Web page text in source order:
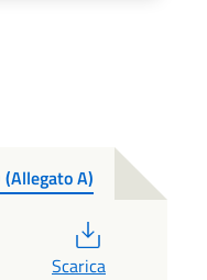
(Allegato A)
Scarica